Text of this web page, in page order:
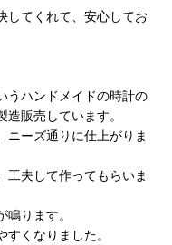
してくれて、安心してお
うハンドメイドの時計の
販売しています。
ニーズ通りに仕上がりま
工夫して作ってもらいま
ります。
くなりました。